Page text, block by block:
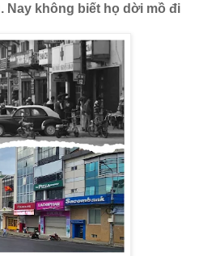
Nay không biết họ dời mồ đi